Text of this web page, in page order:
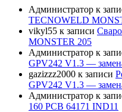
Администратор к
TECNOWELD
vikyl55 к записи
MONSTER 205
Администратор к
GPV242 V1.3 —
gazizzz2000 к записи
GPV242 V1.3 —
Администратор к
160 PCB 64171 IND11